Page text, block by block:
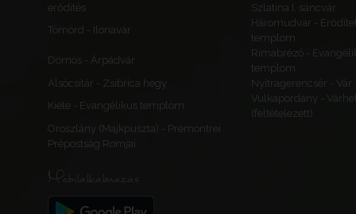
erődítés
Szlatina I. sáncvár
Tömörd - Ilonavár
Háromudvar -
templom
Dömös - Árpádvár
Rimabrézó -
templom
Alsócsitár - Zsibrica hegy
Nyitragerencsér - Vár
Kiéte - Evangélikus templom
Vulkapordány -
(feltételezett)
Oroszlány (Majkpuszta) - Premontrei
Prépostság Romjai
Mobilalkalmazás